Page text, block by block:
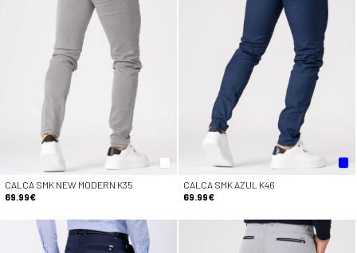
CALÇA SMK NEW MODERN K35
69.99€
CALÇA SMK AZUL K46
69.99€